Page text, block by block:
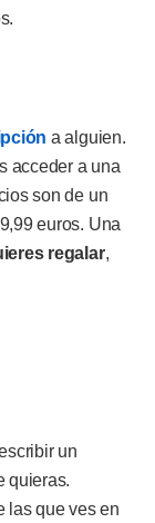
a alguien.
acceder a una
son de un
euros. Una
regalar,
un
quieras.
las que ves en